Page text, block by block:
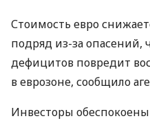
Стоимость евро
подряд из-за
дефицитов повредит
в еврозоне, сообщило
Инвесторы